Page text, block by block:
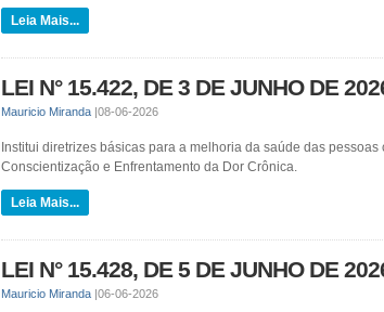
Leia Mais...
LEI N° 15.422, DE 3 DE JUNHO DE
Mauricio Miranda |08-06-2026
Institui diretrizes básicas para a melhoria da saúde das
Conscientização e Enfrentamento da Dor Crônica.
Leia Mais...
LEI N° 15.428, DE 5 DE JUNHO DE
Mauricio Miranda |06-06-2026